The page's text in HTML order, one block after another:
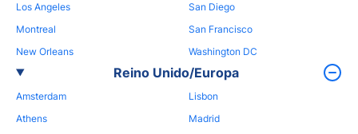
Los Angeles
Montreal
New Orleans
San Diego
San Francisco
Washington DC
Reino Unido/Europa
Amsterdam
Athens
Lisbon
Madrid